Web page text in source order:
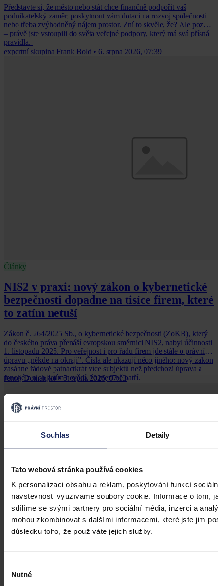
Souhlas Detaily
Tato webová stránka používá cookies
K personalizaci obsahu a reklam, poskytování funkcí
návštěvnosti využíváme soubory cookie. Informace o tom,
sdílíme se svými partnery pro sociální média, inzerci a
mohou zkombinovat s dalšími informacemi, které jste jim
důsledku toho, že používáte jejich služby.
souhlasu
Nutné
Představte si, že město nebo stát chce finančně podpořit váš
podnikatelský záměr, poskytnout vám dotaci na rozvoj společnosti
nebo třeba zvýhodněný nájem prostor. Zní to skvěle, že? Ale pozor
– právě jste vstoupili do světa veřejné podpory, který má svá přísná
pravidla.
expertní skupina Frank Bold • 6. srpna 2026, 07:39
Články
NIS2 v praxi: nový zákon o kybernetické
bezpečnosti dopadne na tisíce firem, které
to zatím netuší
Zákon č. 264/2025 Sb., o kybernetické bezpečnosti (ZoKB), který
do českého práva přenáší evropskou směrnici NIS2, nabyl účinnosti
1. listopadu 2025. Pro veřejnost i pro řadu firem jde stále o právní
úpravu „někde na okraji”. Čísla ale ukazují něco jiného: nový zákon
zasáhne řádově patnáctkrát více subjektů než předchozí úprava a
mnohé z nich zatím nevědí, že mezi ně patří.
Jernej Domanjko • 5. srpna 2026, 07:13